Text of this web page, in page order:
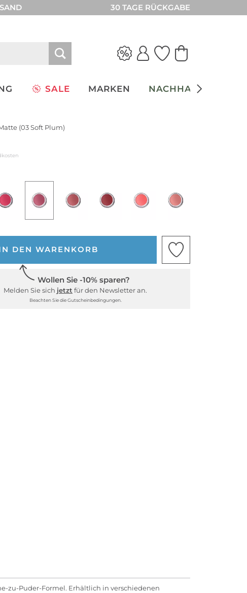
30 TAGE RÜCKGABE
SALE MARKEN NACHHALTIGKEIT
(03 Soft Plum)
DEN WARENKORB
Wollen Sie -10% sparen?
Melden Sie sich jetzt für den Newsletter an.
Beachten Sie die Gutscheinbedingungen.
zu-Puder-Formel. Erhältlich in verschiedenen